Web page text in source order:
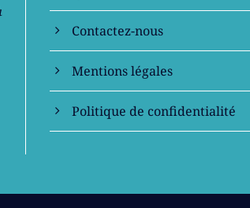
Contactez-nous
Mentions légales
Politique de confidentialité